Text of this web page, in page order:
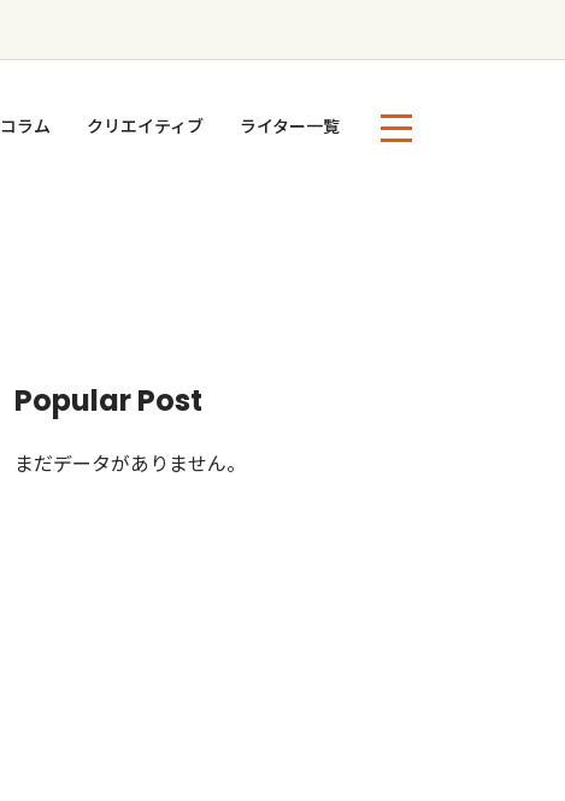
コラム クリエイティブ ライター一覧
Popular Post
まだデータがありません。